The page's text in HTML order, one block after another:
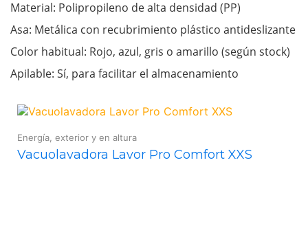
Material: Polipropileno de alta densidad (PP)
Asa: Metálica con recubrimiento plástico antideslizante
Color habitual: Rojo, azul, gris o amarillo (según stock)
Apilable: Sí, para facilitar el almacenamiento
Energía, exterior y en altura
Vacuolavadora Lavor Pro Comfort XXS